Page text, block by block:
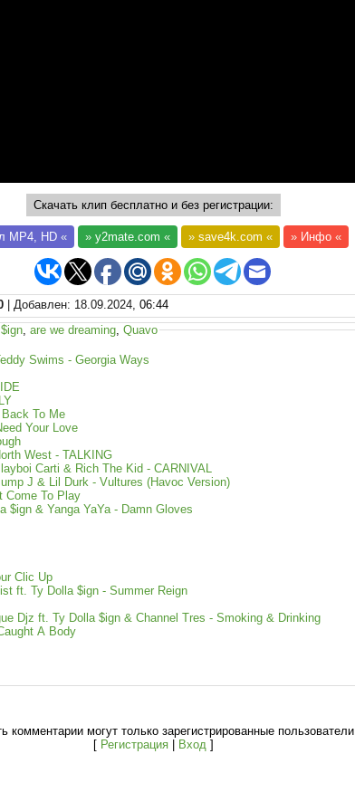
Скачать клип бесплатно и без регистрации:
MP4, HD « »y2mate.com « »save4k.com « »Инфо «
Добавлен: 18.09.2024, 06:44
, are we dreaming, Quavo
Swims - Georgia Ways
To Me
Your Love
West - TALKING
Carti & Rich The Kid - CARNIVAL
J & Lil Durk - Vultures (Havoc Version)
Come To Play
$ign & Yanga YaYa - Damn Gloves
Clic Up
ft. Ty Dolla $ign - Summer Reign
Djz ft. Ty Dolla $ign & Channel Tres - Smoking & Drinking
A Body
комментарии могут только зарегистрированные пользователи.
[ Регистрация Вход ]